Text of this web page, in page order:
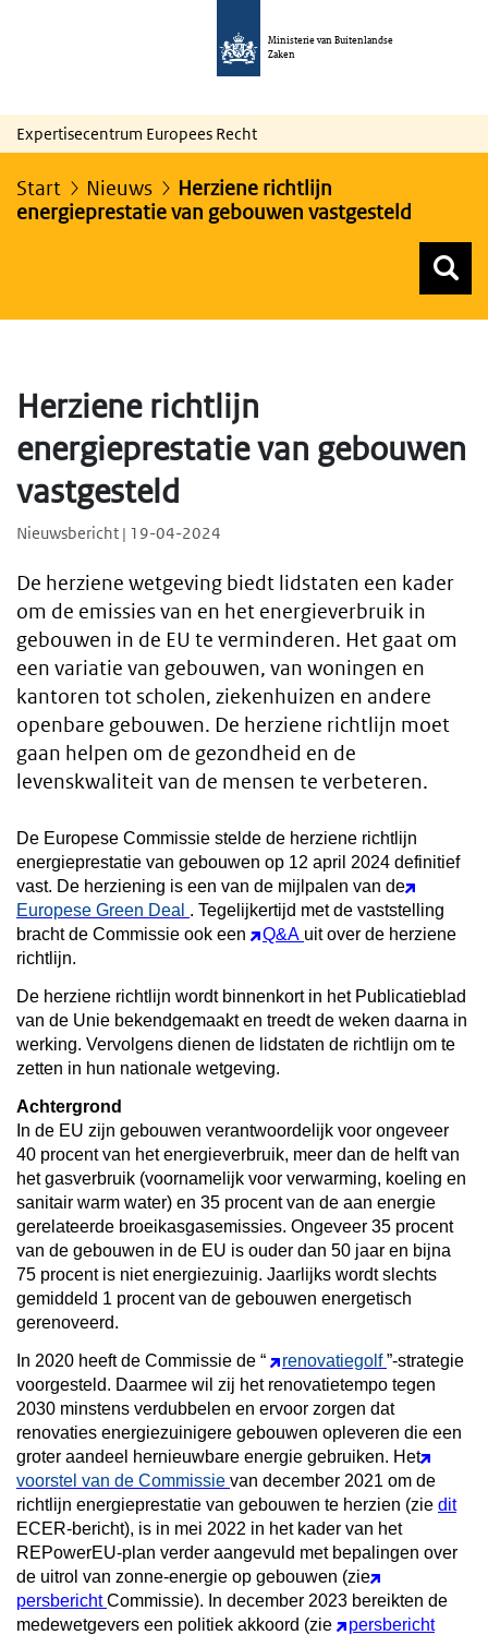
Ministerie van Buitenlandse
Zaken
Expertisecentrum Europees Recht
Start Nieuws
Herziene richtlijn
energieprestatie van gebouwen vastgesteld
Herziene richtlijn
energieprestatie van gebouwen
vastgesteld
Nieuwsbericht | 19-04-2024
De herziene wetgeving biedt lidstaten een kader
om de emissies van en het energieverbruik in
gebouwen in de EU te verminderen. Het gaat om
een variatie van gebouwen, van woningen en
kantoren tot scholen, ziekenhuizen en andere
openbare gebouwen. De herziene richtlijn moet
gaan helpen om de gezondheid en de
levenskwaliteit van de mensen te verbeteren.
De Europese Commissie stelde de herziene richtlijn
energieprestatie van gebouwen op 12 april 2024 definitief
vast. De herziening is een van de mijlpalen van de
Europese Green Deal . Tegelijkertijd met de vaststelling
bracht de Commissie ook een
Q&A uit over de herziene
richtlijn.
De herziene richtlijn wordt binnenkort in het Publicatieblad
van de Unie bekendgemaakt en treedt de weken daarna in
werking. Vervolgens dienen de lidstaten de richtlijn om te
zetten in hun nationale wetgeving.
Achtergrond
In de EU zijn gebouwen verantwoordelijk voor ongeveer
40 procent van het energieverbruik, meer dan de helft van
het gasverbruik (voornamelijk voor verwarming, koeling en
sanitair warm water) en 35 procent van de aan energie
gerelateerde broeikasgasemissies. Ongeveer 35 procent
van de gebouwen in de EU is ouder dan 50 jaar en bijna
75 procent is niet energiezuinig. Jaarlijks wordt slechts
gemiddeld 1 procent van de gebouwen energetisch
gerenoveerd.
In 2020 heeft de Commissie de “ renovatiegolf ”-strategie
voorgesteld. Daarmee wil zij het renovatietempo tegen
2030 minstens verdubbelen en ervoor zorgen dat
renovaties energiezuinigere gebouwen opleveren die een
groter aandeel hernieuwbare energie gebruiken. Het
voorstel van de Commissie van december 2021 om de
richtlijn energieprestatie van gebouwen te herzien (zie dit
ECER-bericht), is in mei 2022 in het kader van het
REPowerEU-plan verder aangevuld met bepalingen over
de uitrol van zonne-energie op gebouwen (zie
persbericht Commissie). In december 2023 bereikten de
medewetgevers een politiek akkoord (zie
persbericht